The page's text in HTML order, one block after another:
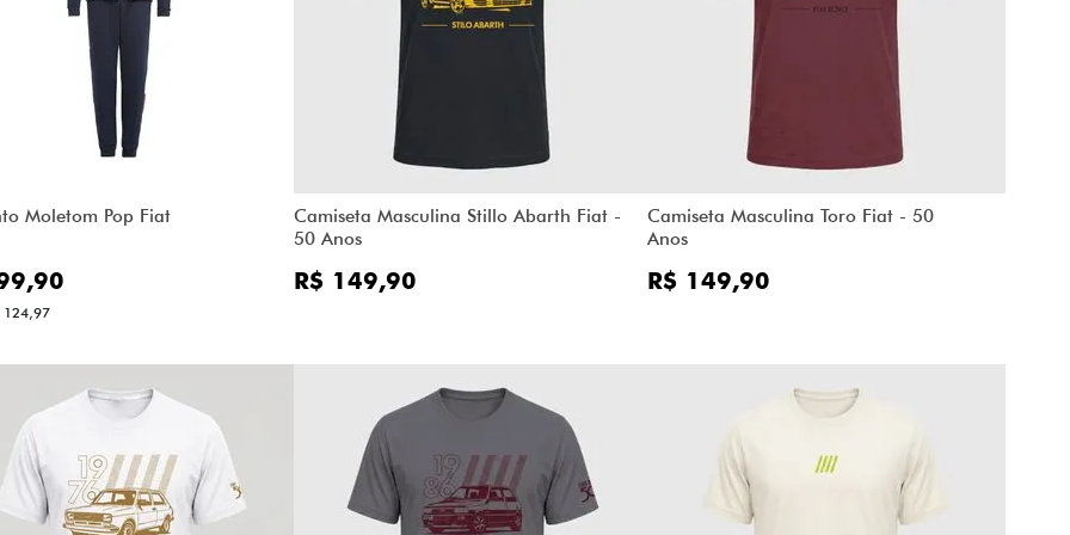
Moletom Pop Fiat
124,97
Camiseta Masculina Stillo Abarth Fiat -
50 Anos
R$ 149,90
Camiseta Masculina Toro Fiat - 50
Anos
R$ 149,90